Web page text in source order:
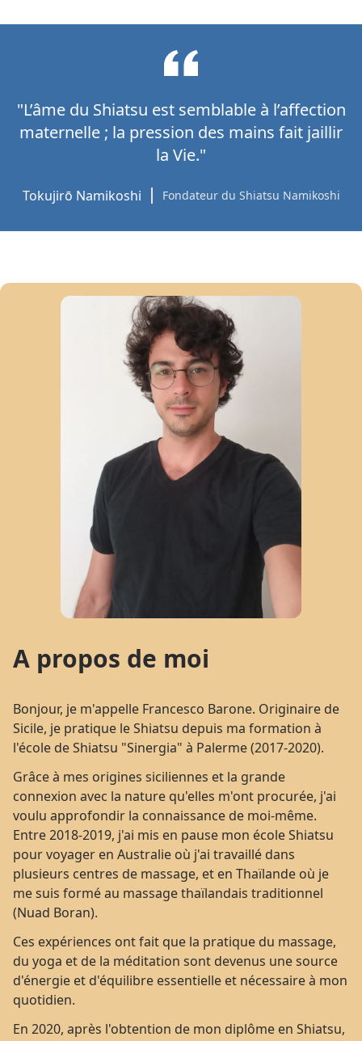
"L’âme du Shiatsu est semblable à l’affection
maternelle ; la pression des mains fait jaillir
la Vie."
Tokujirō Namikoshi Fondateur du Shiatsu Namikoshi
A propos de moi
Bonjour, je m'appelle Francesco Barone. Originaire de
Sicile, je pratique le Shiatsu depuis ma formation à
l'école de Shiatsu "Sinergia" à Palerme (2017-2020).
Grâce à mes origines siciliennes et la grande
connexion avec la nature qu'elles m'ont procurée, j'ai
voulu approfondir la connaissance de moi-même.
Entre 2018-2019, j'ai mis en pause mon école Shiatsu
pour voyager en Australie où j'ai travaillé dans
plusieurs centres de massage, et en Thaïlande où je
me suis formé au massage thaïlandais traditionnel
(Nuad Boran).
Ces expériences ont fait que la pratique du massage,
du yoga et de la méditation sont devenus une source
d'énergie et d'équilibre essentielle et nécessaire à mon
quotidien.
En 2020, après l'obtention de mon diplôme en Shiatsu,